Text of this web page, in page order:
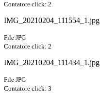
Contatore click: 2
IMG_20210204_111554_1.jpg
File JPG
Contatore click: 2
IMG_20210204_111434_1.jpg
File JPG
Contatore click: 3